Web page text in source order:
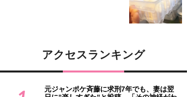
アクセスランキング
元ジャンポケ斉藤に求刑7年でも、妻は翌